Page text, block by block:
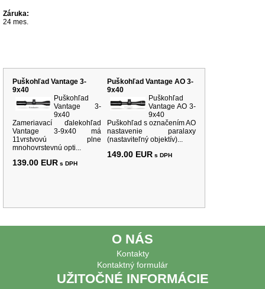
Záruka:
24 mes.
Puškohľad Vantage 3-
9x40
Puškohľad
Vantage 3-
9x40
Zameriavací ďalekohľad
Vantage 3-9x40 má
11vrstvovú plne
mnohovrstevnú opti...
139.00 EUR s DPH
Puškohľad Vantage AO 3-
9x40
Puškohľad
Vantage AO 3-
9x40
Puškohľad s označením AO
nastavenie paralaxy
(nastaviteľný objektív)...
149.00 EUR s DPH
O NÁS
Kontakty
Kontaktný formulár
UŽITOČNÉ INFORMÁCIE